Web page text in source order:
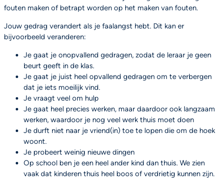
fouten maken of betrapt worden op het maken van fouten.
Jouw gedrag verandert als je faalangst hebt. Dit kan er
bijvoorbeeld veranderen:
Je gaat je onopvallend gedragen, zodat de leraar je geen
beurt geeft in de klas.
Je gaat je juist heel opvallend gedragen om te verbergen
dat je iets moeilijk vind.
Je vraagt veel om hulp
Je gaat heel precies werken, maar daardoor ook langzaam
werken, waardoor je nog veel werk thuis moet doen
Je durft niet naar je vriend(in) toe te lopen die om de hoek
woont.
Je probeert weinig nieuwe dingen
Op school ben je een heel ander kind dan thuis. We zien
vaak dat kinderen thuis heel boos of verdrietig kunnen zijn.